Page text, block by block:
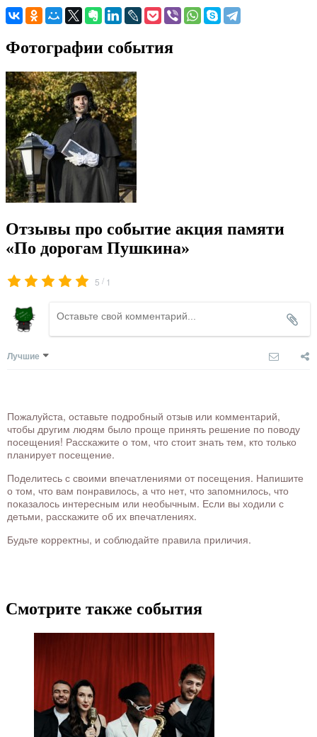
Фотографии события
Отзывы про событие акция памяти
«По дорогам Пушкина»
5 / 1
Лучшие
Пожалуйста, оставьте подробный отзыв или комментарий,
чтобы другим людям было проще принять решение по поводу
посещения! Расскажите о том, что стоит знать тем, кто только
планирует посещение.
Поделитесь с своими впечатлениями от посещения. Напишите
о том, что вам понравилось, а что нет, что запомнилось, что
показалось интересным или необычным. Если вы ходили с
детьми, расскажите об их впечатлениях.
Будьте корректны, и соблюдайте правила приличия.
Смотрите также события